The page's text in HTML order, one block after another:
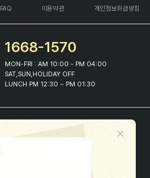
FAQ 이용약관 개인정보취급방침
1668-1570
MON-FRI : AM 10:00 - PM 04:00
SAT,SUN,HOLIDAY OFF
LUNCH PM 12:30 ~ PM 01:30